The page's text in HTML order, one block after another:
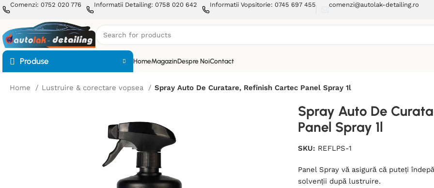
Comenzi: 0752 020 776 Informatii Detailing: 0758 020 642 Informatii Vopsitorie: 0745 697 455 comenzi@autolak-detailing.ro
Produse HomeMagazinDespre NoiContact
Home Lustruire & corectare vopsea Spray Auto De Curatare, Refinish Cartec Panel Spray 1l
Spray Auto De
Panel Spray 1l
SKU: REFLPS-1
Panel Spray vă asigură că puteți
solvenții după lustruire.